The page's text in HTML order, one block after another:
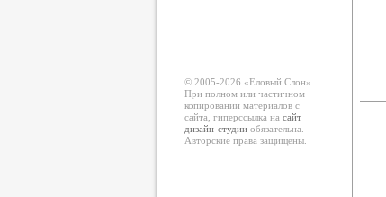
© 2005-2026 «Еловый Cлон».
При полном или частичном
копировании материалов с
сайта, гиперссылка на сайт
дизайн-студииобязательна.
Авторские права защищены.